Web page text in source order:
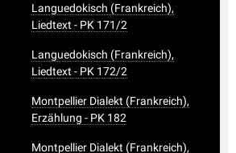
Languedokisch (Frankreich),
Liedtext - PK 171/2
Languedokisch (Frankreich),
Liedtext - PK 172/2
Montpellier Dialekt (Frankreich),
Erzählung - PK 182
Montpellier Dialekt (Frankreich),